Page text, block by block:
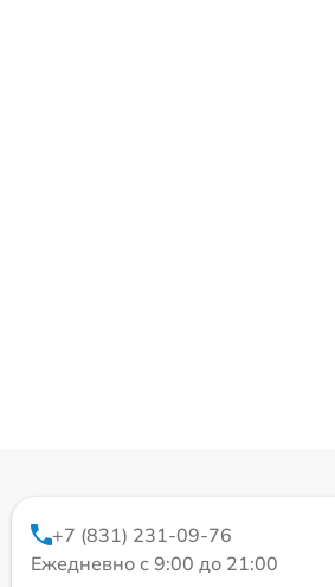
+7 (831) 231-09-76
Ежедневно с 9:00 до 21:00